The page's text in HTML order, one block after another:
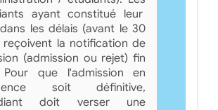
ayant constitué leur
dans les délais (avant le 30
reçoivent la notification de
(admission ou rejet) fin
Pour que l'admission en
soit définitive,
doit verser une